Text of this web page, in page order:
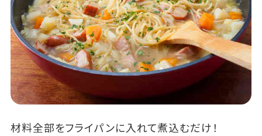
材料全部をフライパンに入れて煮込むだけ！